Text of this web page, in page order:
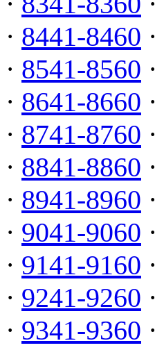
· 8441-8460 ·
· 8541-8560 ·
· 8641-8660 ·
· 8741-8760 ·
· 8841-8860 ·
· 8941-8960 ·
· 9041-9060 ·
· 9141-9160 ·
· 9241-9260 ·
· 9341-9360 ·